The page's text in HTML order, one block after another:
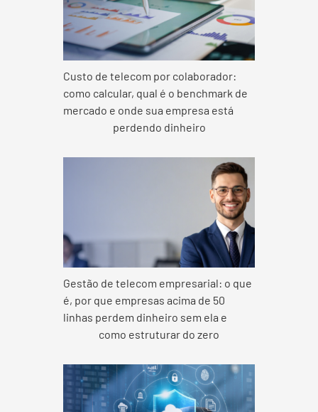
Custo de telecom por colaborador:
como calcular, qual é o benchmark de
mercado e onde sua empresa está
perdendo dinheiro
Gestão de telecom empresarial: o que
é, por que empresas acima de 50
linhas perdem dinheiro sem ela e
como estruturar do zero